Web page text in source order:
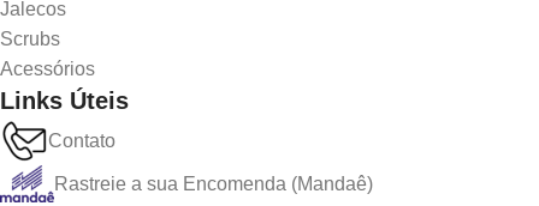
Jalecos
Scrubs
Acessórios
Links Úteis
Contato
Rastreie a sua Encomenda (Mandaê)